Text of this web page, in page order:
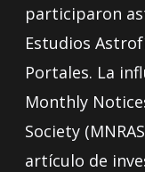
participaron
Estudios
Portales. La
Monthly
Society
artículo de